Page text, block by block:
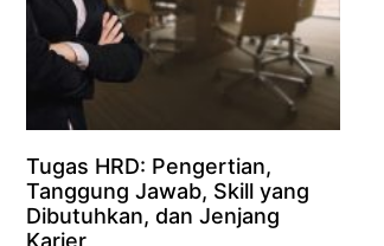
Tugas HRD: Pengertian,
Tanggung Jawab, Skill yang
Dibutuhkan, dan Jenjang